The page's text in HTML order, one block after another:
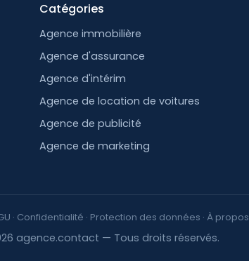
Catégories
Agence immobilière
Agence d'assurance
Agence d'intérim
Agence de location de voitures
Agence de publicité
Agence de marketing
· Confidentialité · Protection des données · À propos
agence.contact — Tous droits réservés.